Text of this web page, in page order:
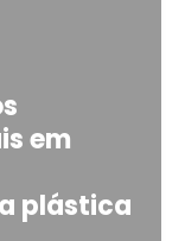
em
plástica